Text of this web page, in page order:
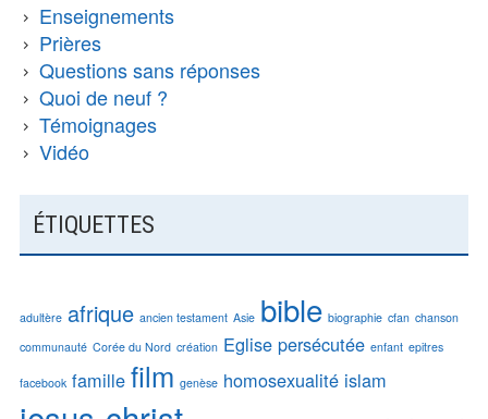
Enseignements
Prières
Questions sans réponses
Quoi de neuf ?
Témoignages
Vidéo
ÉTIQUETTES
adultère afrique ancien testament Asie bible biographie cfan chanson
communauté Corée du Nord création Eglise persécutée enfant epitres
facebook famille film genèse homosexualité islam